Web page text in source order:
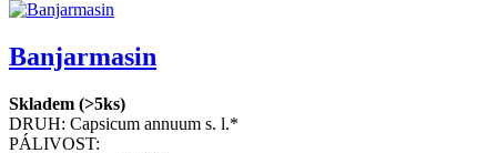
Banjarmasin
Skladem (>5ks)
DRUH: Capsicum annuum s. l.*
PÁLIVOST: